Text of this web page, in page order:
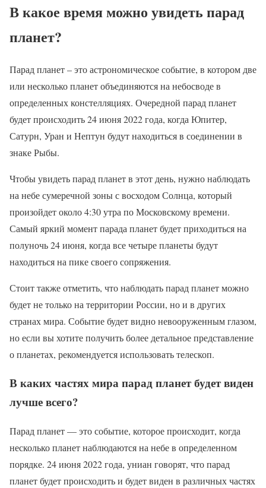
В какое время можно увидеть парад
планет?
Парад планет – это астрономическое событие, в котором две
или несколько планет объединяются на небосводе в
определенных констелляциях. Очередной парад планет
будет происходить 24 июня 2022 года, когда Юпитер,
Сатурн, Уран и Нептун будут находиться в соединении в
знаке Рыбы.
Чтобы увидеть парад планет в этот день, нужно наблюдать
на небе сумеречной зоны с восходом Солнца, который
произойдет около 4:30 утра по Московскому времени.
Самый яркий момент парада планет будет приходиться на
полуночь 24 июня, когда все четыре планеты будут
находиться на пике своего сопряжения.
Стоит также отметить, что наблюдать парад планет можно
будет не только на территории России, но и в других
странах мира. Событие будет видно невооруженным глазом,
но если вы хотите получить более детальное представление
о планетах, рекомендуется использовать телескоп.
В каких частях мира парад планет будет виден
лучше всего?
Парад планет — это событие, которое происходит, когда
несколько планет наблюдаются на небе в определенном
порядке. 24 июня 2022 года, униан говорят, что парад
планет будет происходить и будет виден в различных частях